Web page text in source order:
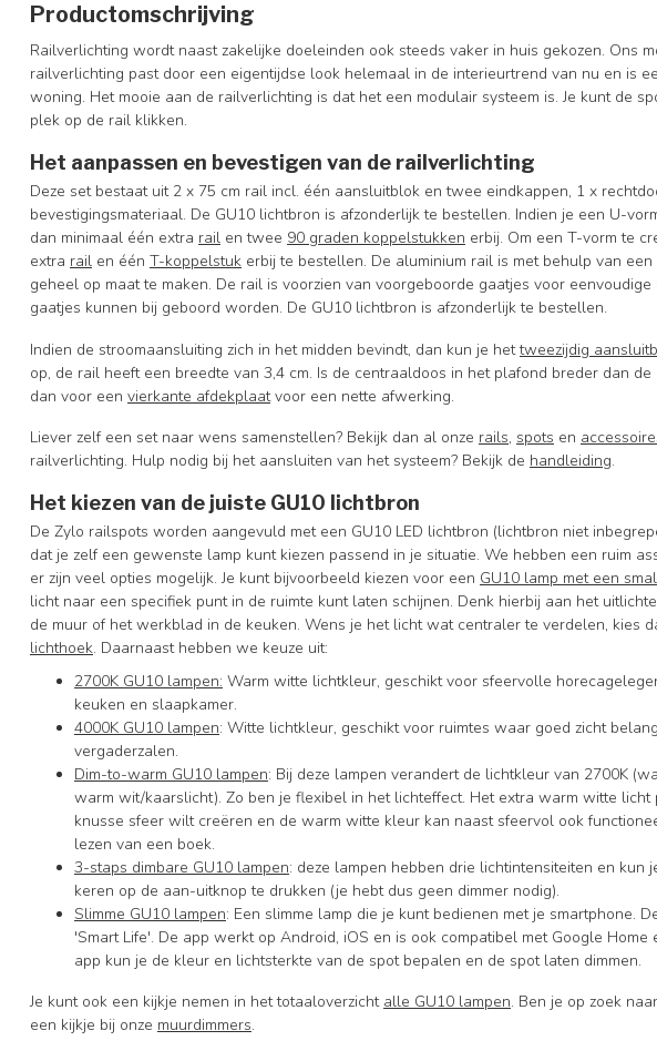
Productomschrijving
Railverlichting wordt naast zakelijke doeleinden ook steeds vaker in huis gekozen. Ons
railverlichting past door een eigentijdse look helemaal in de interieurtrend van nu en is
woning. Het mooie aan de railverlichting is dat het een modulair systeem is. Je kunt de
plek op de rail klikken.
Het aanpassen en bevestigen van de railverlichting
Deze set bestaat uit 2 x 75 cm rail incl. één aansluitblok en twee eindkappen, 1 x
bevestigingsmateriaal. De GU10 lichtbron is afzonderlijk te bestellen. Indien je een U-
dan minimaal één extra rail en twee 90 graden koppelstukken erbij. Om een T-vorm te
extra rail en één T-koppelstuk erbij te bestellen. De aluminium rail is met behulp van
geheel op maat te maken. De rail is voorzien van voorgeboorde gaatjes voor
gaatjes kunnen bij geboord worden. De GU10 lichtbron is afzonderlijk te bestellen.
Indien de stroomaansluiting zich in het midden bevindt, dan kun je hettweezijdig
op, de rail heeft een breedte van 3,4 cm. Is de centraaldoos in het plafond breder dan
dan voor een vierkante afdekplaatvoor een nette afwerking.
Liever zelf een set naar wens samenstellen? Bekijk dan al onze rails, spots en
railverlichting. Hulp nodig bij het aansluiten van het systeem? Bekijk de handleiding.
Het kiezen van de juiste GU10 lichtbron
De Zylo railspots worden aangevuld met een GU10 LED lichtbron (lichtbron niet
dat je zelf een gewenste lamp kunt kiezen passend in je situatie. We hebben een ruim
er zijn veel opties mogelijk. Je kunt bijvoorbeeld kiezen voor een GU10 lamp met een
licht naar een specifiek punt in de ruimte kunt laten schijnen. Denk hierbij aan het
de muur of het werkblad in de keuken. Wens je het licht wat centraler te verdelen, kies
lichthoek. Daarnaast hebben we keuze uit:
2700K GU10 lampen: Warm witte lichtkleur, geschikt voor sfeervolle
keuken en slaapkamer.
4000K GU10 lampen: Witte lichtkleur, geschikt voor ruimtes waar goed zicht
vergaderzalen.
Dim-to-warm GU10 lampen: Bij deze lampen verandert de lichtkleur van 2700K
warm wit/kaarslicht). Zo ben je flexibel in het lichteffect. Het extra warm witte
knusse sfeer wilt creëren en de warm witte kleur kan naast sfeervol ook
lezen van een boek.
3-staps dimbare GU10 lampen: deze lampen hebben drie lichtintensiteiten en kun
keren op de aan-uitknop te drukken (je hebt dus geen dimmer nodig).
Slimme GU10 lampen: Een slimme lamp die je kunt bedienen met je smartphone.
'Smart Life'. De app werkt op Android, iOS en is ook compatibel met Google Home
app kun je de kleur en lichtsterkte van de spot bepalen en de spot laten dimmen.
Je kunt ook een kijkje nemen in het totaaloverzicht alle GU10 lampen. Ben je op zoek
een kijkje bij onze muurdimmers.